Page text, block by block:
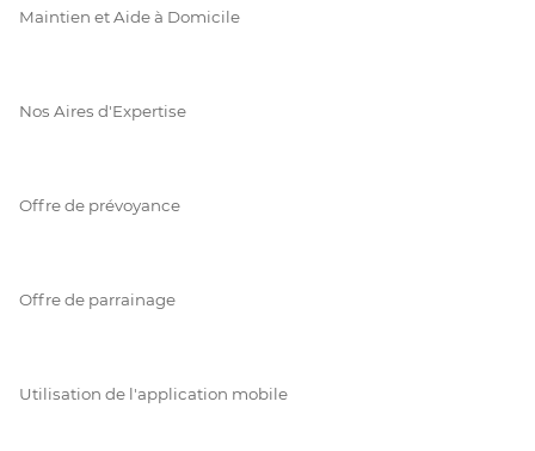
Maintien et Aide à Domicile
Nos Aires d'Expertise
Offre de prévoyance
Offre de parrainage
Utilisation de l'application mobile